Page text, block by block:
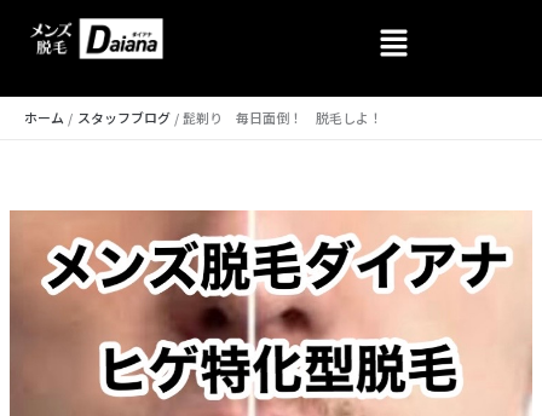
ホーム スタッフブログ 髭剃り 毎日面倒！ 脱毛しよ！